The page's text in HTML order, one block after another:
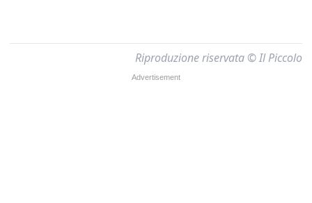
Riproduzione riservata © Il Piccolo